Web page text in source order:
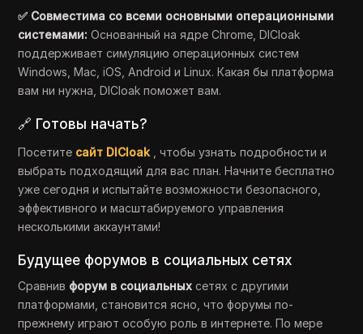
✅ Совместима со всеми основными операционными
системами: Основанный на ядре Chrome, DICloak
поддерживает симуляцию операционных систем
Windows, Mac, iOS, Android и Linux. Какая бы платформа
вам ни нужна, DICloak поможет вам.
🔗 Готовы начать?
Посетите сайт DICloak , чтобы узнать подробности и
выбрать подходящий для вас план. Начните бесплатно
уже сегодня и испытайте возможности безопасного,
эффективного и масштабируемого управления
несколькими аккаунтами!
Будущее форумов в социальных сетях
Сравнив форум в социальных сетях с другими
платформами, становится ясно, что форумы по-
прежнему играют особую роль в интернете. По мере